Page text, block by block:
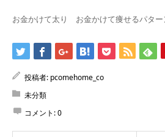
お金かけて太り お金かけて痩せるパター
投稿者: pcomehome_co
未分類
コメント:0